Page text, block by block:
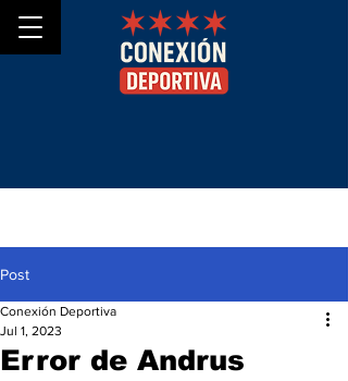
Post
Error de Andrus
Conexión Deportiva
Jul 1, 2023